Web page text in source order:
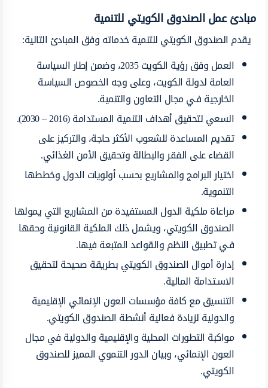
مبادئ عمل الصندوق الكويتي للتنمية
يقدم الصندوق الكويتي للتنمية خدماته وفق المبادئ التالية:
العمل وفق رؤية الكويت 2035، وضمن إطار السياسة
العامة لدولة الكويت، وعلى وجه الخصوص السياسة
الخارجية فـي مجال التعاون والتنمية.
السعي لتحقيق أهداف التنمية المستدامة (2016 – 2030).
تقديم المساعدة للشعوب الأكثر حاجة، والتركيز على
القضاء على الفقر والبطالة وتحقيق الأمن الغذائي.
اختيار البرامج والمشاريع بحسب أولويات الدول وخططها
التنموية.
مراعاة ملكية الدول المستفيدة من المشاريع التي يمولها
الصندوق الكويتي، ويشمل ذلك الملكية القانونية وحقها
فـي تطبيق النظم والقواعد المتبعة فيها.
إدارة أموال الصندوق الكويتي بطريقة صحيحة لتحقيق
الاسـتدامة المالية.
التنسيق مع كافة مؤسسات العون الإنمائي الإقليمية
والدولية لزيادة فعالية أنشطة الصندوق الكويتي.
مواكبة التطورات المحلية والإقليمية والدولية في مجال
العون الإنمائي، وبيان الدور التنموي المميز للصندوق
الكويتي.